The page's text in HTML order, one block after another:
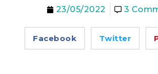
23/05/2022 3
Facebook Twitter